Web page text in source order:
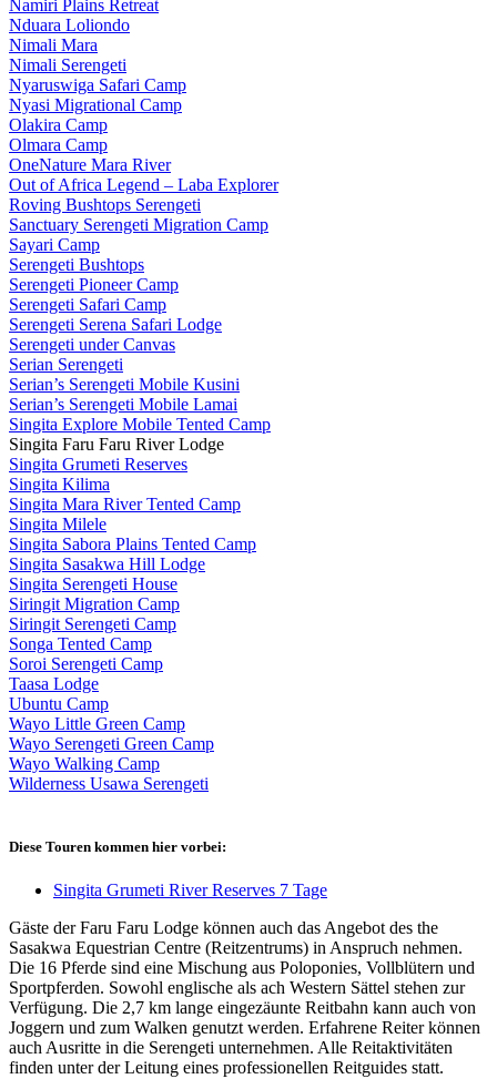
Namiri Plains Retreat
Nduara Loliondo
Nimali Mara
Nimali Serengeti
Nyaruswiga Safari Camp
Nyasi Migrational Camp
Olakira Camp
Olmara Camp
OneNature Mara River
Out of Africa Legend – Laba Explorer
Roving Bushtops Serengeti
Sanctuary Serengeti Migration Camp
Sayari Camp
Serengeti Bushtops
Serengeti Pioneer Camp
Serengeti Safari Camp
Serengeti Serena Safari Lodge
Serengeti under Canvas
Serian Serengeti
Serian’s Serengeti Mobile Kusini
Serian’s Serengeti Mobile Lamai
Singita Explore Mobile Tented Camp
Singita Faru Faru River Lodge
Singita Grumeti Reserves
Singita Kilima
Singita Mara River Tented Camp
Singita Milele
Singita Sabora Plains Tented Camp
Singita Sasakwa Hill Lodge
Singita Serengeti House
Siringit Migration Camp
Siringit Serengeti Camp
Songa Tented Camp
Soroi Serengeti Camp
Taasa Lodge
Ubuntu Camp
Wayo Little Green Camp
Wayo Serengeti Green Camp
Wayo Walking Camp
Wilderness Usawa Serengeti
Diese Touren kommen hier vorbei:
Singita Grumeti River Reserves 7 Tage
Gäste der Faru Faru Lodge können auch das Angebot des the
Sasakwa Equestrian Centre (Reitzentrums) in Anspruch nehmen.
Die 16 Pferde sind eine Mischung aus Poloponies, Vollblütern und
Sportpferden. Sowohl englische als ach Western Sättel stehen zur
Verfügung. Die 2,7 km lange eingezäunte Reitbahn kann auch von
Joggern und zum Walken genutzt werden. Erfahrene Reiter können
auch Ausritte in die Serengeti unternehmen. Alle Reitaktivitäten
finden unter der Leitung eines professionellen Reitguides statt.